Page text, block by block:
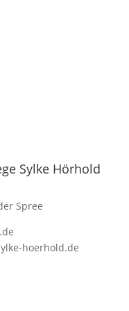
Sylke Hörhold
Spree
hoerhold.de